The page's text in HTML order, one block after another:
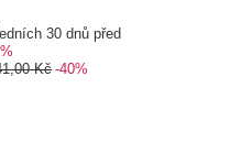
30 dnů před
Kč -40%